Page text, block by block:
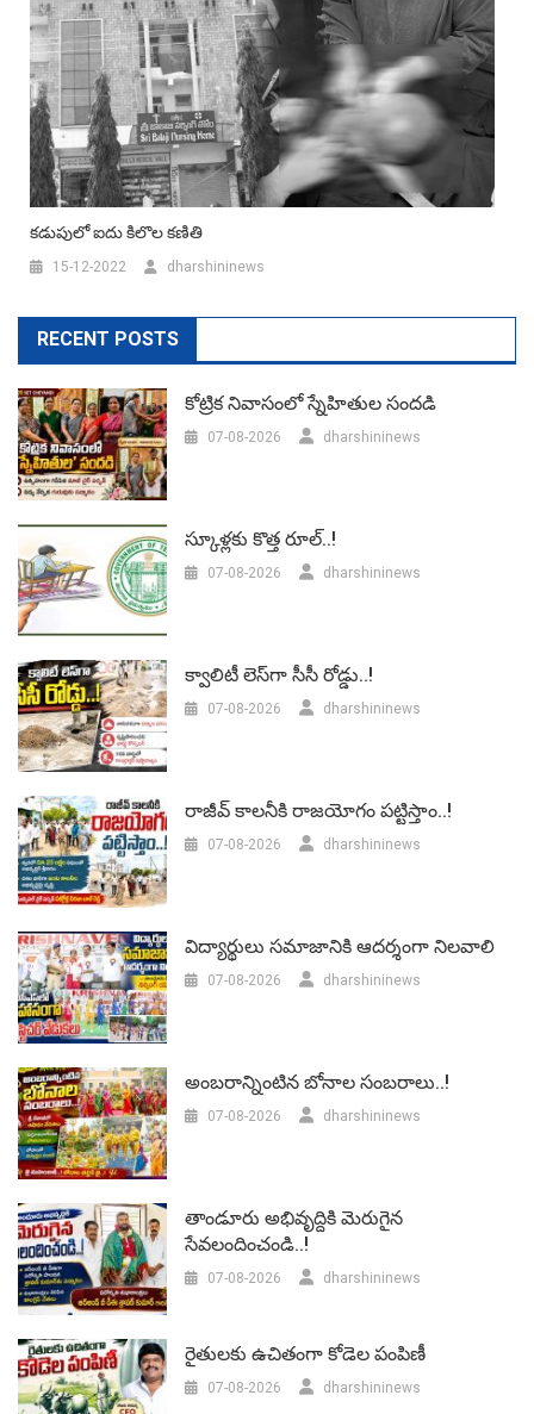
కడుపులో ఐదు కిలొల కణితి
15-12-2022 dharshininews
RECENT POSTS
కోట్రిక నివాసంలో స్నేహితుల సందడి
07-08-2026 dharshininews
స్కూళ్లకు కొత్త రూల్..!
07-08-2026 dharshininews
క్వాలిటీ లెస్‌గా సీసీ రోడ్డు..!
07-08-2026 dharshininews
రాజీవ్ కాలనీకి రాజయోగం పట్టిస్తాం..!
07-08-2026 dharshininews
విద్యార్థులు సమాజానికి ఆదర్శంగా నిలవాలి
07-08-2026 dharshininews
అంబరాన్నింటిన బోనాల సంబరాలు..!
07-08-2026 dharshininews
తాండూరు అభివృద్దికి మెరుగైన
సేవలందించండి..!
07-08-2026 dharshininews
రైతులకు ఉచితంగా కోడెల పంపిణీ
07-08-2026 dharshininews